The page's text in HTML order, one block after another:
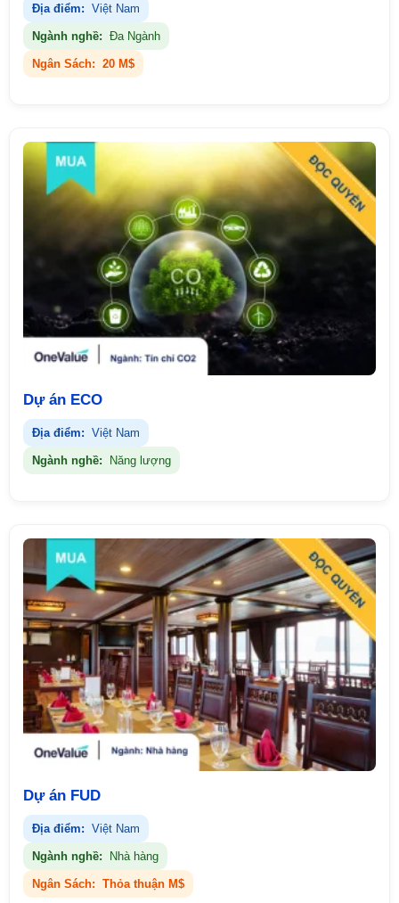
Địa điểm: Việt Nam
Ngành nghề: Đa Ngành
Ngân Sách: 20 M$
Dự án ECO
Địa điểm: Việt Nam
Ngành nghề: Năng lượng
Dự án FUD
Địa điểm: Việt Nam
Ngành nghề: Nhà hàng
Ngân Sách: Thỏa thuận M$